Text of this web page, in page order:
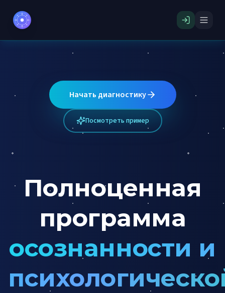
Начать диагностику
Посмотреть пример
Полноценная
программа
осознанности и